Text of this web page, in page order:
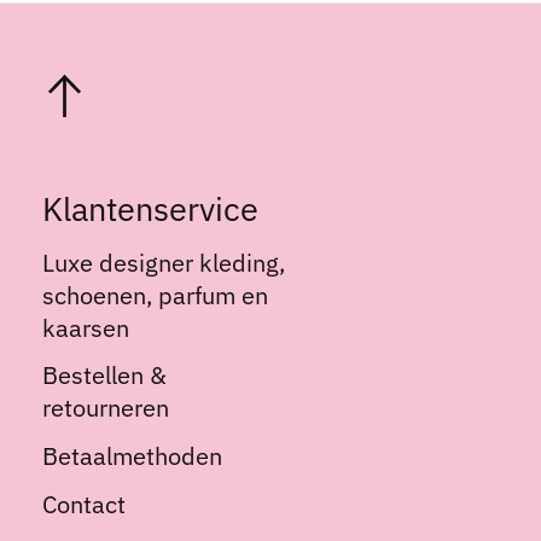
Klantenservice
Luxe designer kleding,
schoenen, parfum en
kaarsen
Bestellen &
retourneren
Betaalmethoden
Contact